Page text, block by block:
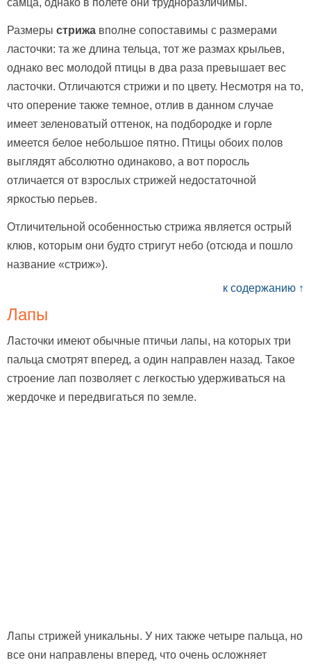
самца, однако в полете они трудноразличимы.
Размеры стрижа вполне сопоставимы с размерами
ласточки: та же длина тельца, тот же размах крыльев,
однако вес молодой птицы в два раза превышает вес
ласточки. Отличаются стрижи и по цвету. Несмотря на то,
что оперение также темное, отлив в данном случае
имеет зеленоватый оттенок, на подбородке и горле
имеется белое небольшое пятно. Птицы обоих полов
выглядят абсолютно одинаково, а вот поросль
отличается от взрослых стрижей недостаточной
яркостью перьев.
Отличительной особенностью стрижа является острый
клюв, которым они будто стригут небо (отсюда и пошло
название «стриж»).
к содержанию ↑
Лапы
Ласточки имеют обычные птичьи лапы, на которых три
пальца смотрят вперед, а один направлен назад. Такое
строение лап позволяет с легкостью удерживаться на
жердочке и передвигаться по земле.
Лапы стрижей уникальны. У них также четыре пальца, но
все они направлены вперед, что очень осложняет